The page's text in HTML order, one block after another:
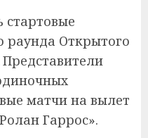
раунда Открытого
матчи на вылет
Гаррос».